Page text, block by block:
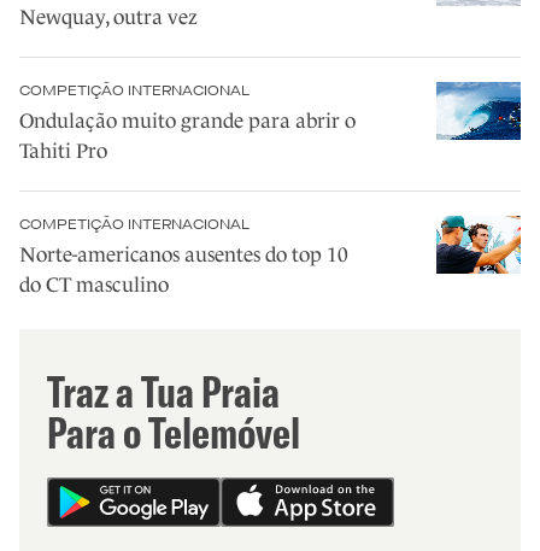
Newquay, outra vez
COMPETIÇÃO INTERNACIONAL
Ondulação muito grande para abrir o
Tahiti Pro
COMPETIÇÃO INTERNACIONAL
Norte-americanos ausentes do top 10
do CT masculino
Traz a Tua Praia
Para o Telemóvel